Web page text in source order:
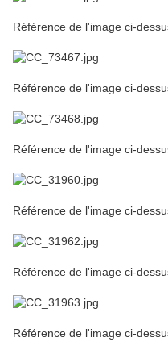
Référence de l'image ci-
Référence de l'image ci-
Référence de l'image ci-
Référence de l'image ci-
Référence de l'image ci-
Référence de l'image ci-